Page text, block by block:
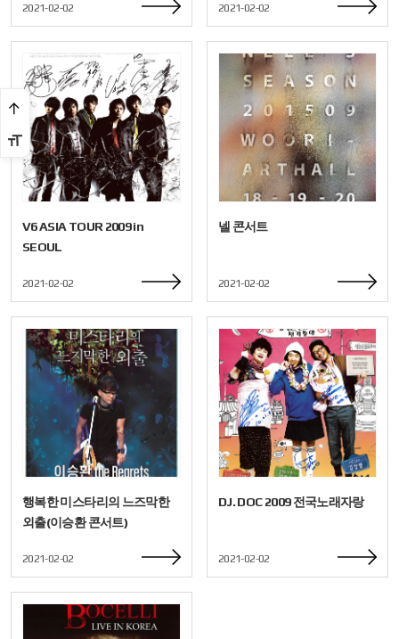
2021-02-02 2021-02-02
V6 ASIA TOUR 2009 in
SEOUL
2021-02-02
넬 콘서트
2021-02-02
행복한 미스타리의 느즈막한
외출(이승환 콘서트)
2021-02-02
DJ. DOC 2009 전국노래자랑
2021-02-02